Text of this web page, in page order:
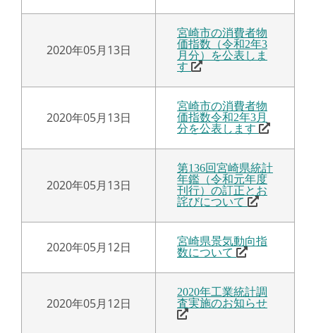
2020年05月13日
宮崎市の消費者物
価指数（令和2年3
月分）を公表しま
す
2020年05月13日
宮崎市の消費者物
価指数令和2年3月
分を公表します
2020年05月13日
第136回宮崎県統計
年鑑（令和元年度
刊行）の訂正とお
詫びについて
2020年05月12日
宮崎県景気動向指
数について
2020年05月12日
2020年工業統計調
査実施のお知らせ